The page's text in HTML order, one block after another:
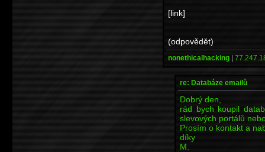
[link]
(odpovědět)
nonethicalhacking |
re: Databáze emailů
Dobrý den,
rád bych koupil
slevových portálů
Prosím o kontakt a
díky
M.